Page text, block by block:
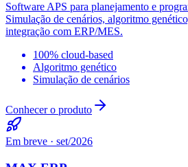
Software APS para planejamento e
Simulação de cenários, algoritmo
integração com ERP/MES.
100% cloud-based
Algoritmo genético
Simulação de cenários
Conhecer o produto
Em breve · set/2026